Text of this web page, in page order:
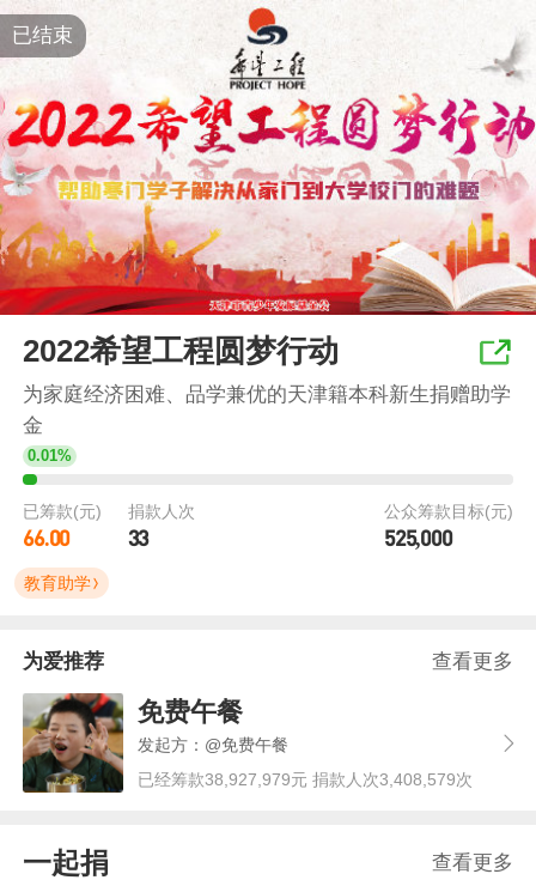
已结束
2022希望工程圆梦行动
为家庭经济困难、品学兼优的天津籍本科新生捐赠助学
金
0.01%
已筹款(元)
66.00
捐款人次
33
公众筹款目标(元)
525,000
教育助学
查看更多
为爱推荐
免费午餐
发起方：@免费午餐
已经筹款38,927,979元 捐款人次3,408,579次
查看更多
一起捐